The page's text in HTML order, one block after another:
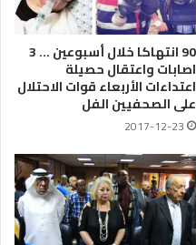
90 انتهاكا خلال أسبوعين … 3
اصابات واعتقال حصيلة
اعتداءات الأربعاء قوات الاحتلال
على الصحفيين الفل
2017-12-23